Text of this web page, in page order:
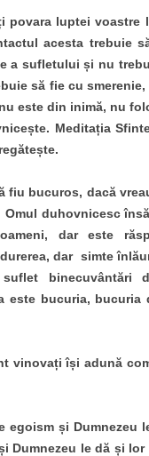
povara luptei
acesta trebuie
a sufletului și nu
să fie cu
este din inimă, nu
Meditația
fiu bucuros, dacă
duhovnicesc
dar este
dar simte
suflet
este bucuria,
vinovați își adună
egoism și Dumnezeu
Dumnezeu le dă și